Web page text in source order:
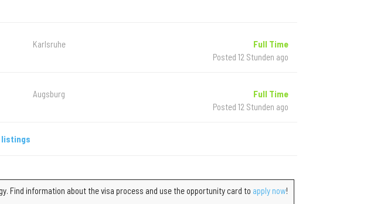
Karlsruhe
Full Time
Posted 12 Stunden ago
Augsburg
Full Time
Posted 12 Stunden ago
listings
Find information about the visa process and use the opportunity card to apply now!